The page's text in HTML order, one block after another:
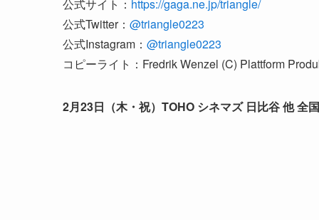
公式サイト： https://gaga.ne.jp/triangle/
公式Twitter： @triangle0223
公式Instagram： @triangle0223
コピーライト：Fredrik Wenzel (C) Plattform
2月23日（木・祝）TOHO シネマズ 日比谷 他 全